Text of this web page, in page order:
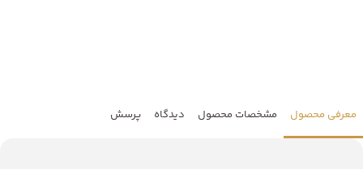
معرفی محصول مشخصات محصول دیدگاه پرسش